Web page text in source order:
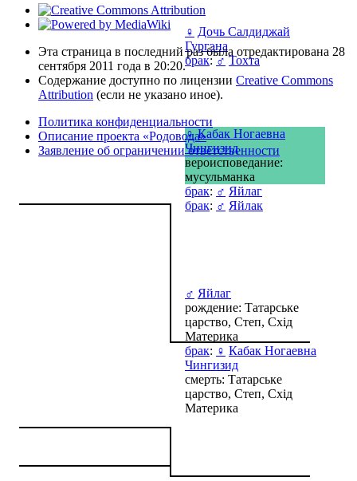
♀ Дочь Салдиджай
Гургэна
брак:♂ Тохта
♀ Кабак Ногаевна
Чингизид
вероисповедание:
мусульманка
брак: ♂ Яйлаг
брак: ♂ Яйлак
♂ Яйлаг
рождение: Татарське
царство, Степ, Схід
Материка
брак: ♀ Кабак Ногаевна
Чингизид
смерть: Татарське
царство, Степ, Схід
Материка
Эта страница в последний раз была отредактирована 28
сентября 2011 года в 20:20.
Содержание доступно по лицензии Creative Commons
Attribution (если не указано иное).
Политика конфиденциальности
Описание проекта «Родовода»
Заявление об ограничении ответственности